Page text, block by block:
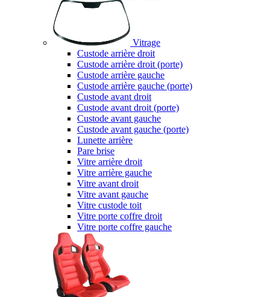
Vitrage
Custode arrière droit
Custode arrière droit (porte)
Custode arrière gauche
Custode arrière gauche (porte)
Custode avant droit
Custode avant droit (porte)
Custode avant gauche
Custode avant gauche (porte)
Lunette arrière
Pare brise
Vitre arrière droit
Vitre arrière gauche
Vitre avant droit
Vitre avant gauche
Vitre custode toit
Vitre porte coffre droit
Vitre porte coffre gauche